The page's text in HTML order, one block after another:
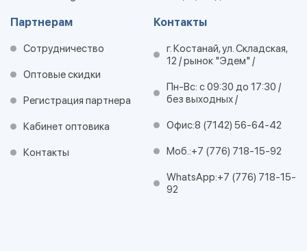
Партнерам
Сотрудничество
Оптовые скидки
Регистрация партнера
Кабинет оптовика
Контакты
Контакты
г. Костанай, ул. Складская,
12 / рынок "Эдем" /
Пн-Вс: с 09:30 до 17:30 /
без выходных /
Офис:8 (7142) 56-64-42
Моб.:+7 (776) 718-15-92
WhatsApp:+7 (776) 718-15-
92